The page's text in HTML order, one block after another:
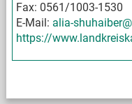
Fax: 0561/1003-1530
E-Mail: alia-
https://